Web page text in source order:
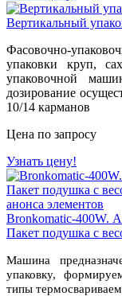
Вертикальный
Фасовочно-
упаковки круп,
упаковочной
дозирование
10/14 карманов
Цена по запросу
Узнать цену!
Bronkomatic-400W.
Пакет подушка с
Машина
упаковку,
типы